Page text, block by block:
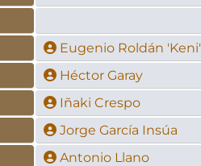
Eugenio Roldán 'Keni'
Héctor Garay
Iñaki Crespo
Jorge García Insúa
Antonio Llano